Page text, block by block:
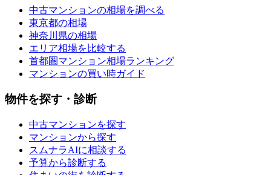
中古マンションの相場を調べる
東京都の相場
神奈川県の相場
エリア相場を比較する
首都圏マンション相場ランキング
マンションの買い時ガイド
物件を探す・診断
中古マンションを探す
マンションから探す
スムナラAIに相談する
予算から診断する